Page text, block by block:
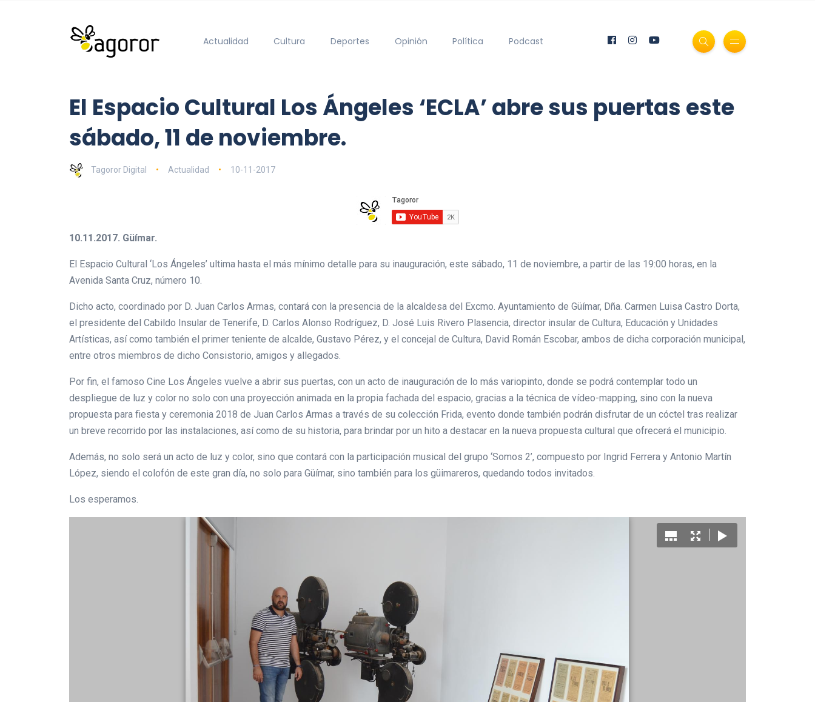
Actualidad Cultura Deportes Opinión Política Podcast
El Espacio Cultural Los Ángeles ‘ECLA’ abre sus puertas este
sábado, 11 de noviembre.
Tagoror Digital Actualidad 10-11-2017
10.11.2017. Güímar.
El Espacio Cultural ‘Los Ángeles’ ultima hasta el más mínimo detalle para su inauguración, este sábado, 11 de noviembre, a partir de las 19:00 horas, en la
Avenida Santa Cruz, número 10.
Dicho acto, coordinado por D. Juan Carlos Armas, contará con la presencia de la alcaldesa del Excmo. Ayuntamiento de Güímar, Dña. Carmen Luisa Castro Dorta,
el presidente del Cabildo Insular de Tenerife, D. Carlos Alonso Rodríguez, D. José Luis Rivero Plasencia, director insular de Cultura, Educación y Unidades
Artísticas, así como también el primer teniente de alcalde, Gustavo Pérez, y el concejal de Cultura, David Román Escobar, ambos de dicha corporación municipal,
entre otros miembros de dicho Consistorio, amigos y allegados.
Por fin, el famoso Cine Los Ángeles vuelve a abrir sus puertas, con un acto de inauguración de lo más variopinto, donde se podrá contemplar todo un
despliegue de luz y color no solo con una proyección animada en la propia fachada del espacio, gracias a la técnica de vídeo-mapping, sino con la nueva
propuesta para fiesta y ceremonia 2018 de Juan Carlos Armas a través de su colección Frida, evento donde también podrán disfrutar de un cóctel tras realizar
un breve recorrido por las instalaciones, así como de su historia, para brindar por un hito a destacar en la nueva propuesta cultural que ofrecerá el municipio.
Además, no solo será un acto de luz y color, sino que contará con la participación musical del grupo ‘Somos 2’, compuesto por Ingrid Ferrera y Antonio Martín
López, siendo el colofón de este gran día, no solo para Güímar, sino también para los güimareros, quedando todos invitados.
Los esperamos.